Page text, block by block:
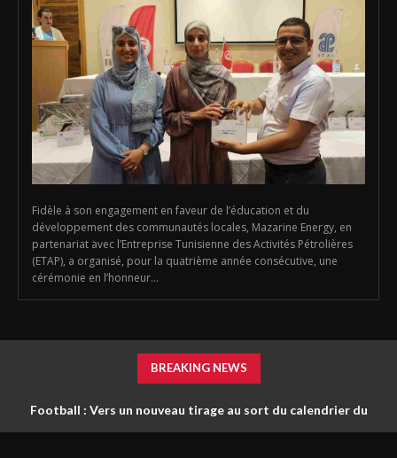
Fidèle à son engagement en faveur de l’éducation et du
développement des communautés locales, Mazarine Energy, en
partenariat avec l’Entreprise Tunisienne des Activités Pétrolières
(ETAP), a organisé, pour la quatrième année consécutive, une
cérémonie en l’honneur...
BREAKING NEWS
Football : Vers un nouveau tirage au sort du calendrier du